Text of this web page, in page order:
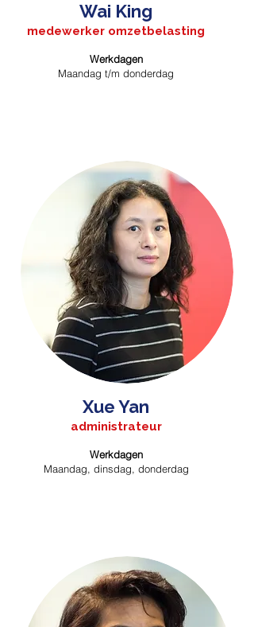
Wai King
medewerker omzetbelasting
Werkdagen
Maandag t/m donderdag
Xue Yan
administrateur
Werkdagen
Maandag, dinsdag, donderdag